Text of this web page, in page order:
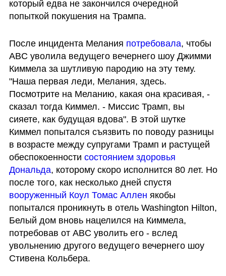
который едва не закончился очередной
попыткой покушения на Трампа.
После инцидента Мелания потребовала, чтобы
ABC уволила ведущего вечернего шоу Джимми
Киммела за шутливую пародию на эту тему.
"Наша первая леди, Мелания, здесь.
Посмотрите на Меланию, какая она красивая, -
сказал тогда Киммел. - Миссис Трамп, вы
сияете, как будущая вдова". В этой шутке
Киммел попытался съязвить по поводу разницы
в возрасте между супругами Трамп и растущей
обеспокоенности состоянием здоровья
Дональда, которому скоро исполнится 80 лет. Но
вооруженный Коул Томас Аллен якобы
попытался проникнуть в отель Washington Hilton,
Белый дом вновь нацелился на Киммела,
потребовав от ABC уволить его - вслед
увольнению другого ведущего вечернего шоу
Стивена Кольбера.